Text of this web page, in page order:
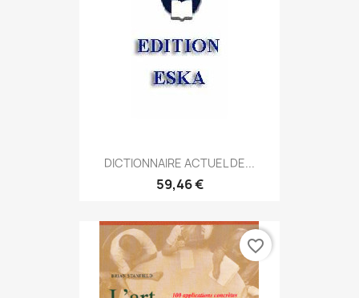
DICTIONNAIRE ACTUEL DE...
59,46 €
favorite_border